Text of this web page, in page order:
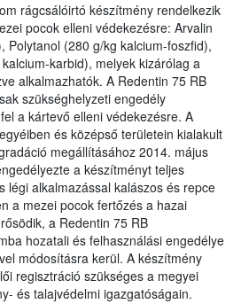
rágcsálóirtó készítmény rendelkezik
pocok elleni védekezésre: Arvalin
Polytanol (280 g/kg kalcium-foszfid),
karbid), melyek kizárólag a
alkalmazhatók. A Redentin 75 RB
szükséghelyzeti engedély
a kártevő elleni védekezésre. A
és középső területein kialakult
megállításához 2014. május
a készítményt teljes
légi alkalmazással kalászos és repce
a mezei pocok fertőzés a hazai
a Redentin 75 RB
hozatali és felhasználási engedélye
módosításra kerül. A készítmény
regisztráció szükséges a megyei
és talajvédelmi igazgatóságain.